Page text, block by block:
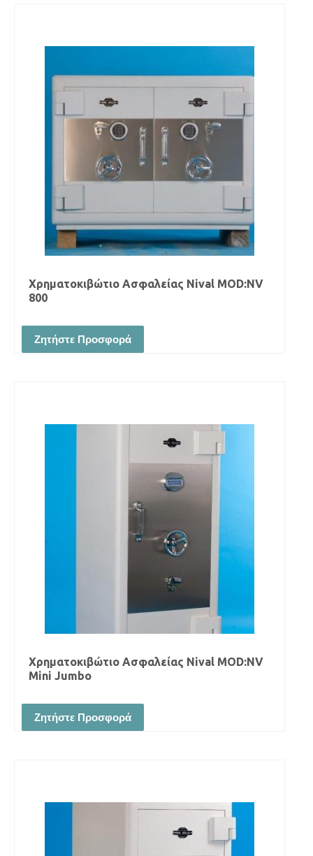
Χρηματοκιβώτιο Ασφαλείας Νival MOD:NV
800
Ζητήστε Προσφορά
Χρηματοκιβώτιο Ασφαλείας Νival MOD:NV
Mini Jumbo
Ζητήστε Προσφορά